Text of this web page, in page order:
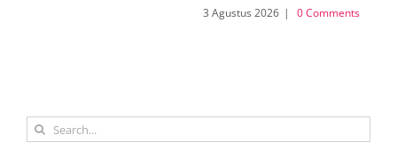
3 Agustus 2026 | 0 Comments
Search